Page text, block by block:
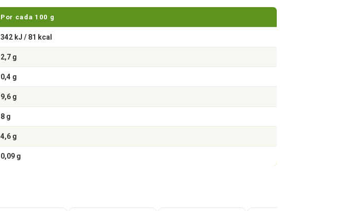
Por cada 100 g
342 kJ / 81 kcal
2,7 g
0,4 g
9,6 g
8 g
4,6 g
0,09 g